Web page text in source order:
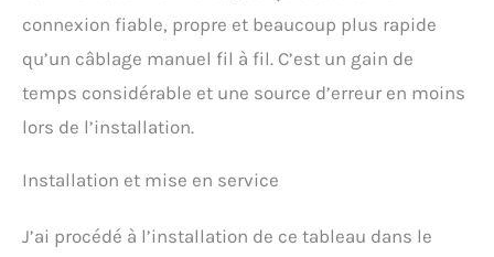
connexion fiable, propre et beaucoup plus rapide
qu’un câblage manuel fil à fil. C’est un gain de
temps considérable et une source d’erreur en moins
lors de l’installation.
Installation et mise en service
J’ai procédé à l’installation de ce tableau dans le